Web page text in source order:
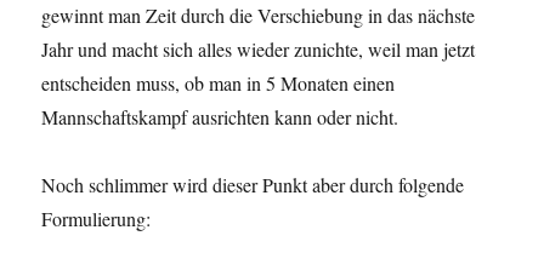
gewinnt man Zeit durch die Verschiebung in das nächste
Jahr und macht sich alles wieder zunichte, weil man jetzt
entscheiden muss, ob man in 5 Monaten einen
Mannschaftskampf ausrichten kann oder nicht.
Noch schlimmer wird dieser Punkt aber durch folgende
Formulierung: